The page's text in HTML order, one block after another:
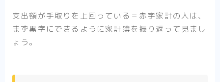
支出額が手取りを上回っている＝赤字家計の人は、
まず黒字にできるように家計簿を振り返って見まし
ょう。